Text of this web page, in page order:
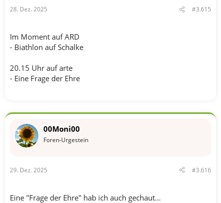
:
28. Dez. 2025 #3.615
Im Moment auf ARD
- Biathlon auf Schalke
20.15 Uhr auf arte
- Eine Frage der Ehre
00Moni00
Foren-Urgestein
29. Dez. 2025 #3.616
Eine "Frage der Ehre" hab ich auch gechaut...